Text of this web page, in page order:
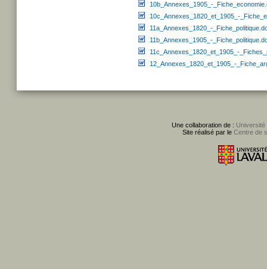
10b_Annexes_1905_-
10c_Annexes_1820_et_1905_-
11a_Annexes_1820_-
11b_Annexes_1905_-
11c_Annexes_1820_et_1905_-
12_Annexes_1820_et_1905_-
Une collaboration de : Université
Site réalisé par le Centre de